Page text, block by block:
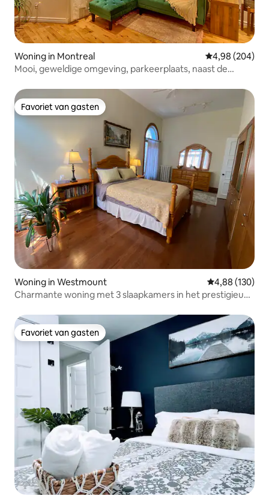
Woning in Montreal Gemiddelde
4,98 (204)
Mooi, geweldige omgeving, parkeerplaats, naast de
Favoriet van gasten
Favoriet van gasten
Woning in Westmount Gemiddelde
4,88 (130)
Charmante woning met 3 slaapkamers in het prestigieuze
Favoriet van gasten
Favoriet van gasten